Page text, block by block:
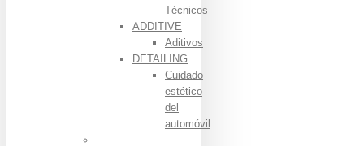
Técnicos
ADDITIVE
Aditivos
DETAILING
Cuidado
estético
del
automóvil